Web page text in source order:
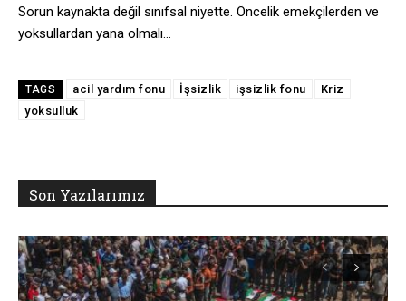
Sorun kaynakta değil sınıfsal niyette. Öncelik emekçilerden ve
yoksullardan yana olmalı…
TAGS acil yardım fonu İşsizlik işsizlik fonu
Kriz
yoksulluk
Son Yazılarımız